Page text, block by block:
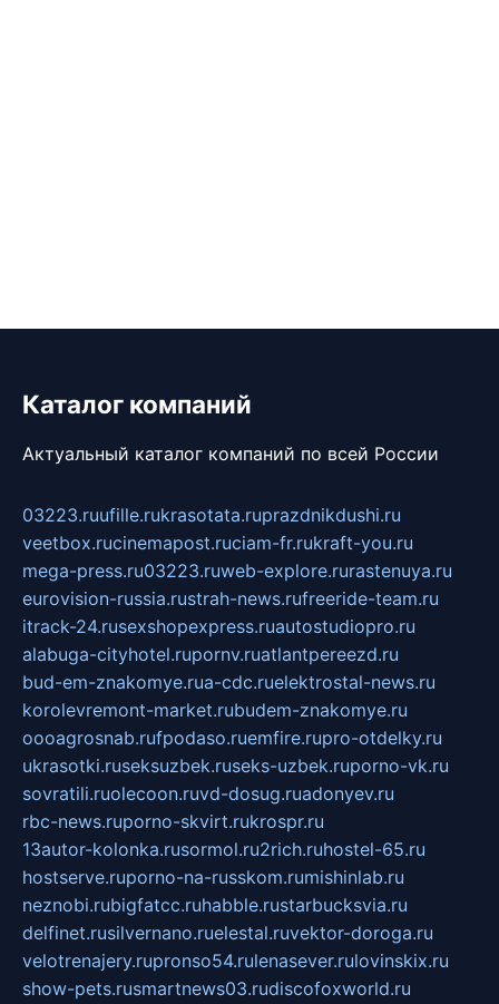
Каталог компаний
Актуальный каталог компаний по всей России
03223.ruufille.rukrasotata.ruprazdnikdushi.ru
veetbox.rucinemapost.ruciam-fr.rukraft-you.ru
mega-press.ru03223.ruweb-explore.rurastenuya.ru
eurovision-russia.rustrah-news.rufreeride-team.ru
itrack-24.rusexshopexpress.ruautostudiopro.ru
alabuga-cityhotel.rupornv.ruatlantpereezd.ru
bud-em-znakomye.rua-cdc.ruelektrostal-news.ru
korolevremont-market.rubudem-znakomye.ru
oooagrosnab.rufpodaso.ruemfire.rupro-otdelky.ru
ukrasotki.ruseksuzbek.ruseks-uzbek.ruporno-vk.ru
sovratili.ruolecoon.ruvd-dosug.ruadonyev.ru
rbc-news.ruporno-skvirt.rukrospr.ru
13autor-kolonka.rusormol.ru2rich.ruhostel-65.ru
hostserve.ruporno-na-russkom.rumishinlab.ru
neznobi.rubigfatcc.ruhabble.rustarbucksvia.ru
delfinet.rusilvernano.ruelestal.ruvektor-doroga.ru
velotrenajery.rupronso54.rulenasever.rulovinskix.ru
show-pets.rusmartnews03.rudiscofoxworld.ru